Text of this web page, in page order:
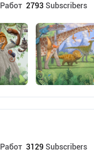
Работ 2793 Subscribers
Работ 3129 Subscribers